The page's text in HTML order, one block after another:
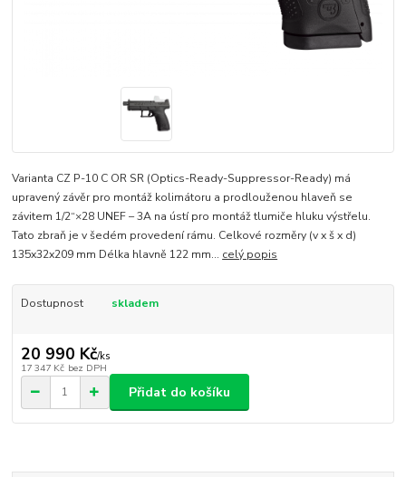
Varianta CZ P-10 C OR SR (Optics-Ready-Suppressor-Ready) má
upravený závěr pro montáž kolimátoru a prodlouženou hlaveň se
závitem 1/2“×28 UNEF – 3A na ústí pro montáž tlumiče hluku výstřelu.
Tato zbraň je v šedém provedení rámu. Celkové rozměry (v x š x d)
135x32x209 mm Délka hlavně 122 mm... celý popis
Dostupnost skladem
20 990 Kč/ks
17 347 Kč bez DPH
Přidat do košíku